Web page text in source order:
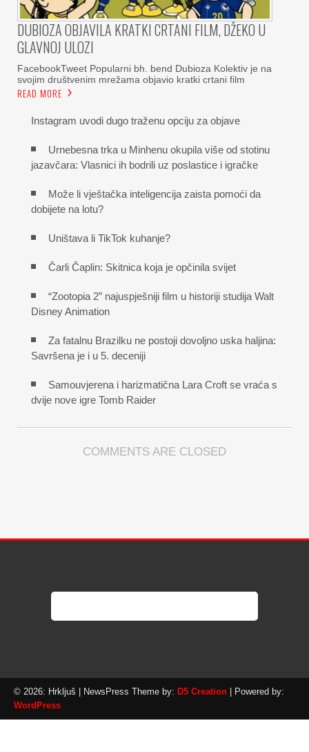
DUBIOZA OBJAVILA KRATKI CRTANI FILM, DŽEKO U
GLAVNOJ ULOZI
FacebookTweet Popularni bh. bend Dubioza Kolektiv je na
svojim društvenim mrežama objavio kratki crtani film
READ MORE
Instagram uvodi dugo traženu opciju za objave
Urnebesna trka u Minhenu okupila više od stotinu
jazavčara: Vlasnici ih bodrili uz poslastice i igračke
Može li vještačka inteligencija zaista pomoći da
dobijete na lotu?
Uništava li TikTok kuhanje?
Čarli Čaplin: Skitnica koja je opčinila svijet
“Zootopia 2” najuspješniji film u historiji studija Walt
Disney Animation
Za fatalnu Brazilku ne postoji dovoljno uska haljina:
Savršena je i u 5. deceniji
Samouvjerena i harizmatična Lara Croft se vraća s
dvije nove igre Tomb Raider
COMMENTS ARE CLOSED
© 2026: Hrkljuš | NewsPress Theme by: D5 Creation | Powered by:
WordPress